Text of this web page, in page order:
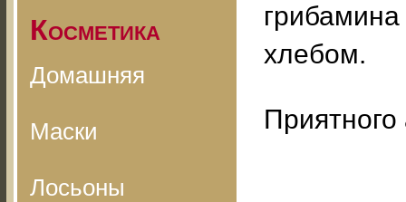
Косметика
Домашняя
Маски
Лосьоны
хлебом.
Приятного